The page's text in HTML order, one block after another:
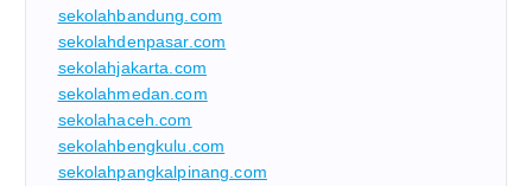
sekolahbandung.com
sekolahdenpasar.com
sekolahjakarta.com
sekolahmedan.com
sekolahaceh.com
sekolahbengkulu.com
sekolahpangkalpinang.com